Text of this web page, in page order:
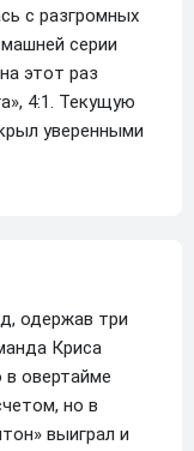
с разгромных
серии
этот раз
4:1. Текущую
уверенными
одержав три
Криса
овертайме
но в
выиграл и